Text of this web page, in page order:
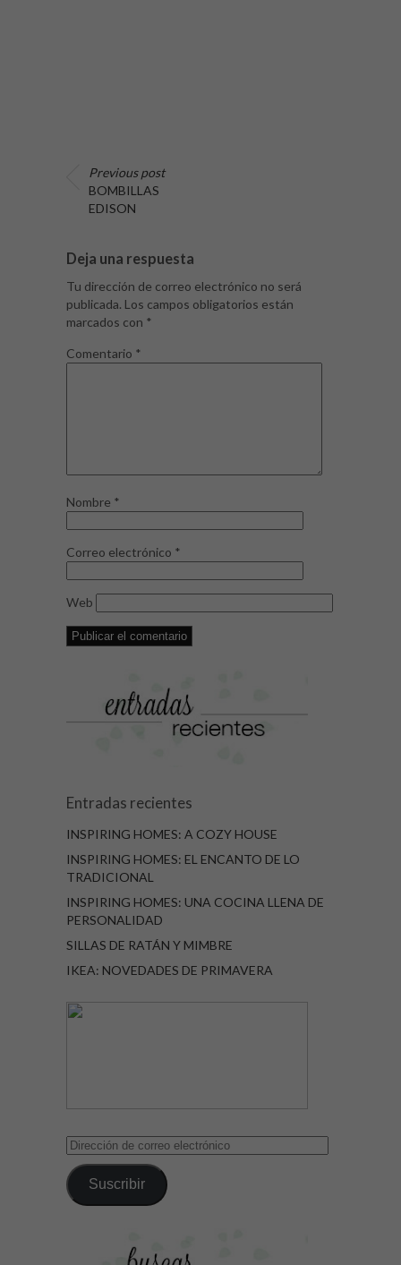
Previous post
BOMBILLAS
EDISON
Deja una respuesta
Tu dirección de correo electrónico no será
publicada. Los campos obligatorios están
marcados con *
Comentario *
Nombre *
Correo electrónico *
Web
Entradas recientes
INSPIRING HOMES: A COZY HOUSE
INSPIRING HOMES: EL ENCANTO DE LO
TRADICIONAL
INSPIRING HOMES: UNA COCINA LLENA DE
PERSONALIDAD
SILLAS DE RATÁN Y MIMBRE
IKEA: NOVEDADES DE PRIMAVERA
Dirección
correo
electrónico
Suscribir